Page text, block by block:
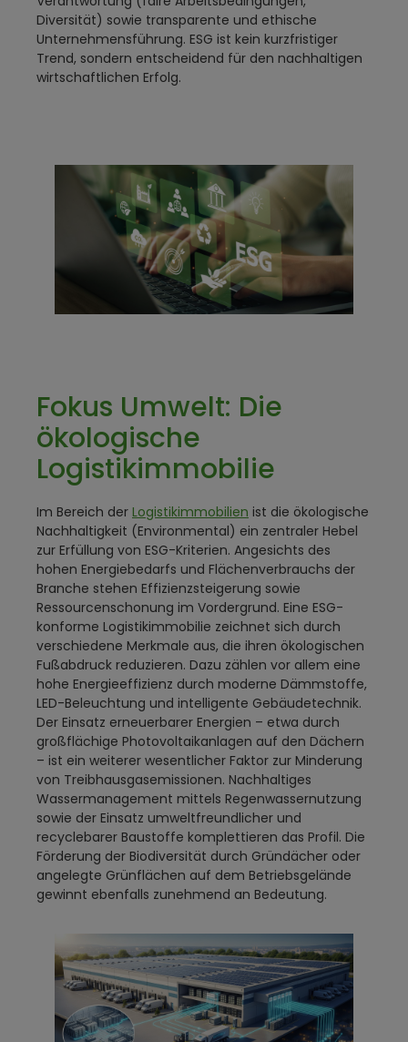
Diversität) sowie transparente und ethische
Unternehmensführung. ESG ist kein kurzfristiger
Trend, sondern entscheidend für den nachhaltigen
wirtschaftlichen Erfolg.
Fokus Umwelt: Die
ökologische
Logistikimmobilie
Im Bereich der Logistikimmobilien ist die ökologische
Nachhaltigkeit (Environmental) ein zentraler Hebel
zur Erfüllung von ESG-Kriterien. Angesichts des
hohen Energiebedarfs und Flächenverbrauchs der
Branche stehen Effizienzsteigerung sowie
Ressourcenschonung im Vordergrund. Eine ESG-
konforme Logistikimmobilie zeichnet sich durch
verschiedene Merkmale aus, die ihren ökologischen
Fußabdruck reduzieren. Dazu zählen vor allem eine
hohe Energieeffizienz durch moderne Dämmstoffe,
LED-Beleuchtung und intelligente Gebäudetechnik.
Der Einsatz erneuerbarer Energien – etwa durch
großflächige Photovoltaikanlagen auf den Dächern
– ist ein weiterer wesentlicher Faktor zur Minderung
von Treibhausgasemissionen. Nachhaltiges
Wassermanagement mittels Regenwassernutzung
sowie der Einsatz umweltfreundlicher und
recyclebarer Baustoffe komplettieren das Profil. Die
Förderung der Biodiversität durch Gründächer oder
angelegte Grünflächen auf dem Betriebsgelände
gewinnt ebenfalls zunehmend an Bedeutung.